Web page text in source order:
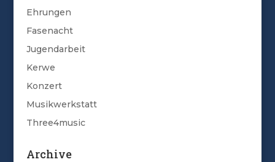
Ehrungen
Fasenacht
Jugendarbeit
Kerwe
Konzert
Musikwerkstatt
Three4music
Archive